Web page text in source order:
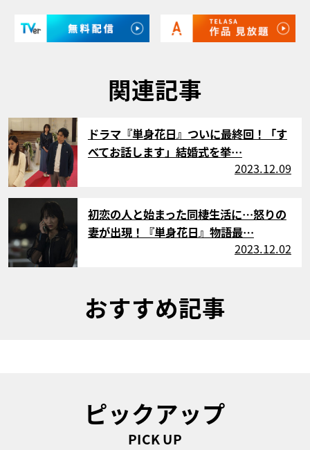
関連記事
サムネイル
ドラマ『単身花日』ついに最終回！「す
べてお話します」結婚式を挙…
2023.12.09
初恋の人と始まった同棲生活に…怒りの
妻が出現！『単身花日』物語最…
2023.12.02
おすすめ記事
ピックアップ
PICK UP